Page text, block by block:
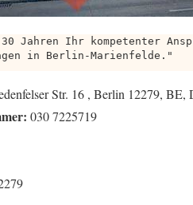
Jahren Ihr kompetenter
in Berlin-Marienfelde."
Str. 16 , Berlin 12279, BE,
030 7225719